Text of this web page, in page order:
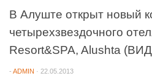
В Алуште открыт новый
четырехзвездочного
Resort&SPA, Alushta
- ADMIN · 22.05.2013